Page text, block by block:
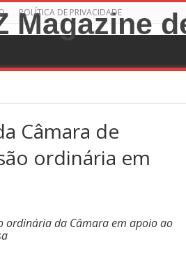
POLÍTICA DE PRIVACIDADE
Câmara de
ordinária em
ordinária da Câmara em apoio ao